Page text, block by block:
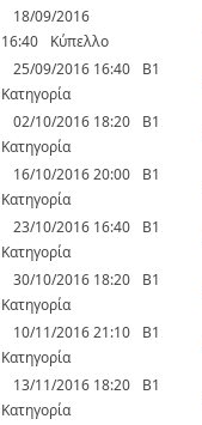
18/09/2016
16:40
Κύπελλο
25/09/2016 16:40
Β1
Κατηγορία
02/10/2016 18:20
Β1
Κατηγορία
16/10/2016 20:00
Β1
Κατηγορία
23/10/2016 16:40
Β1
Κατηγορία
30/10/2016 18:20
Β1
Κατηγορία
10/11/2016 21:10
Β1
Κατηγορία
13/11/2016 18:20
Β1
Κατηγορία